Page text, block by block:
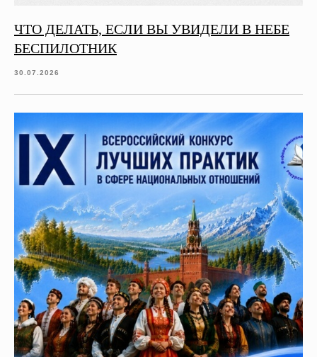
ЧТО ДЕЛАТЬ, ЕСЛИ ВЫ УВИДЕЛИ В НЕБЕ
БЕСПИЛОТНИК
30.07.2026